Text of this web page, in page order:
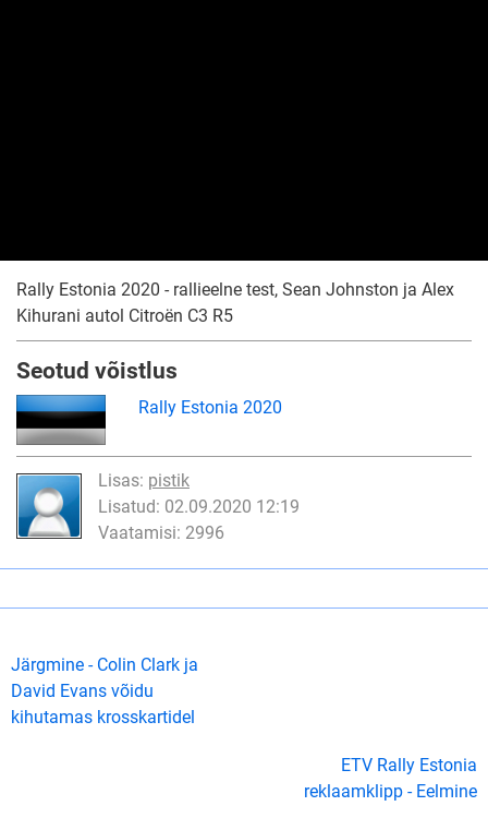
Rally Estonia 2020 - rallieelne test, Sean Johnston ja Alex
Kihurani autol Citroën C3 R5
Seotud võistlus
Rally Estonia 2020
Lisas: pistik
Lisatud: 02.09.2020 12:19
Vaatamisi: 2996
Järgmine - Colin Clark ja
David Evans võidu
kihutamas krosskartidel
ETV Rally Estonia
reklaamklipp - Eelmine